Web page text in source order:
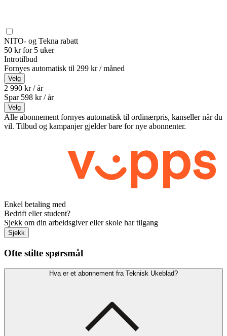
NITO- og Tekna rabatt
50 kr for 5 uker
Introtilbud
Fornyes automatisk til 299 kr / måned
Velg
2 990 kr / år
Spar 598 kr /år
Velg
Alle abonnement fornyes automatisk til ordinærpris, kanseller når du
vil. Tilbud og kampanjer gjelder bare for nye abonnenter.
Enkel betaling med
Bedrift eller student?
Sjekk om din arbeidsgiver eller skole har tilgang
Sjekk
Ofte stilte spørsmål
Hva er et abonnement fra Teknisk Ukeblad?